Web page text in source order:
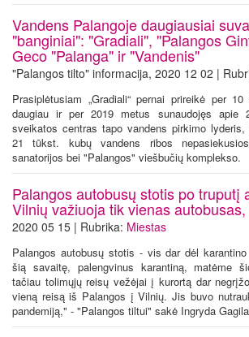
Vandens Palangoje daugiausiai
"banginiai": "Gradiali", "Palangos
Geco "Palanga" ir "Vandenis"
"Palangos tilto" informacija, 2020 12 02 |
Prasiplėtusiam „Gradiali“ pernai prireikė per
daugiau ir per 2019 metus sunaudojęs apie
sveikatos centras tapo vandens pirkimo
21 tūkst. kubų vandens ribos
sanatorijos bei "Palangos" viešbučių komplekso.
Palangos autobusų stotis po truputį
Vilnių važiuoja tik vienas
2020 05 15 | Rubrika: Miestas
Palangos autobusų stotis - vis dar dėl
šią savaitę, palengvinus karantiną, matėme
tačiau tolimųjų reisų vežėjai į kurortą dar
vieną reisą iš Palangos į Vilnių. Jis buvo
pandemiją," - "Palangos tiltui" sakė Ingryda